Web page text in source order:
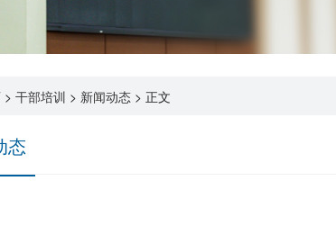
> 干部培训 > 新闻动态 > 正文
态